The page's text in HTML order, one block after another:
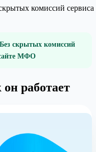
комиссий сервиса
скрытых комиссий
сайте МФО
работает